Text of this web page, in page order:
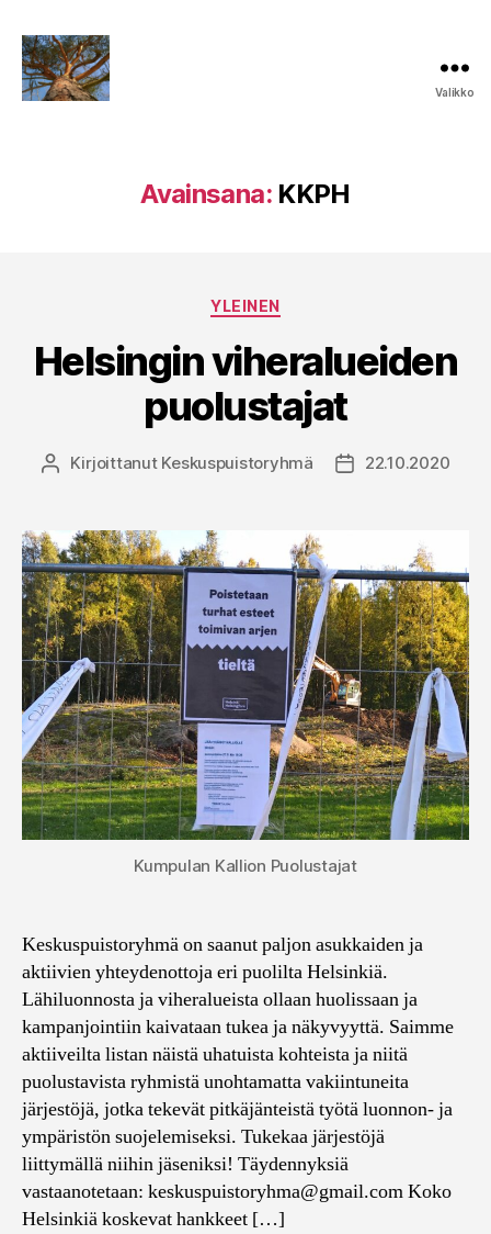
Valikko
Avainsana: KKPH
Kategoriat
YLEINEN
Helsingin viheralueiden
puolustajat
Kirjoittaja
Kirjoittanut Keskuspuistoryhmä 22.10.2020
Kumpulan Kallion Puolustajat
Keskuspuistoryhmä on saanut paljon asukkaiden ja
aktiivien yhteydenottoja eri puolilta Helsinkiä.
Lähiluonnosta ja viheralueista ollaan huolissaan ja
kampanjointiin kaivataan tukea ja näkyvyyttä. Saimme
aktiiveilta listan näistä uhatuista kohteista ja niitä
puolustavista ryhmistä unohtamatta vakiintuneita
järjestöjä, jotka tekevät pitkäjänteistä työtä luonnon- ja
ympäristön suojelemiseksi. Tukekaa järjestöjä
liittymällä niihin jäseniksi! Täydennyksiä
vastaanotetaan: keskuspuistoryhma@gmail.com Koko
Helsinkiä koskevat hankkeet […]